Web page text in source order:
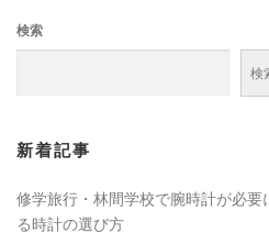
検索
検
新着記事
修学旅行・林間学校で腕時計が必
る時計の選び方